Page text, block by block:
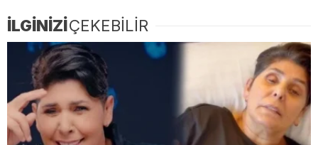
İLGİNİZİÇEKEBİLİR